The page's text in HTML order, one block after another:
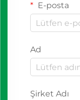
E-posta
Ad
Şirket Adı